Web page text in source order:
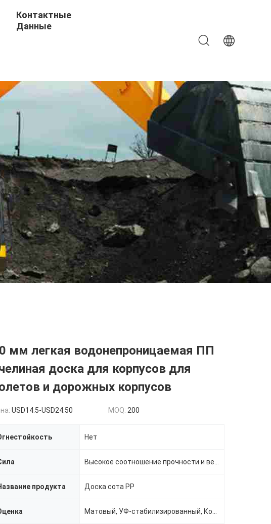
Контактные
Данные
мм легкая водонепроницаемая ПП
доска для корпусов для
и дорожных корпусов
USD14.5-USD24.50 MOQ: 200
Нет
продукта Доска сота PP